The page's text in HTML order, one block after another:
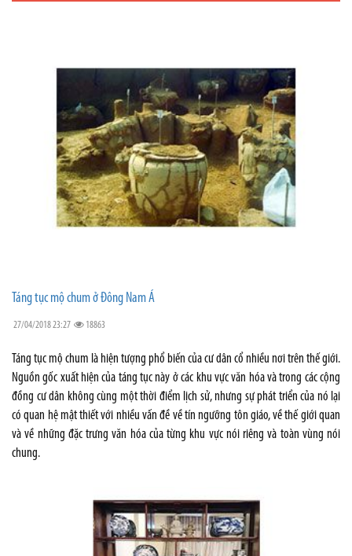
Táng tục mộ chum ở Đông Nam Á
27/04/2018 23:27 18863
Táng tục mộ chum là hiện tượng phổ biến của cư dân cổ nhiều nơi trên thế giới.
Nguồn gốc xuất hiện của táng tục này ở các khu vực văn hóa và trong các cộng
đồng cư dân không cùng một thời điểm lịch sử, nhưng sự phát triển của nó lại
có quan hệ mật thiết với nhiều vấn đề về tín ngưỡng tôn giáo, về thế giới quan
và về những đặc trưng văn hóa của từng khu vực nói riêng và toàn vùng nói
chung.